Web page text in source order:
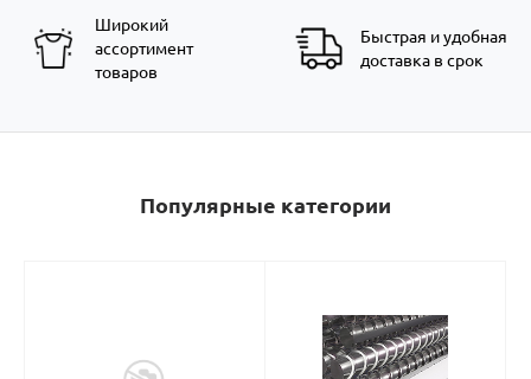
Широкий
ассортимент
товаров
Быстрая и удобная
доставка в срок
Популярные категории